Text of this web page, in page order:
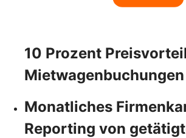
10 Prozent
Mietwagenbuchungen
Monatliches
Reporting von